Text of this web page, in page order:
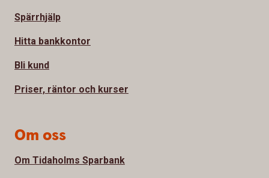
Spärrhjälp
Hitta bankkontor
Bli kund
Priser, räntor och kurser
Om oss
Om Tidaholms Sparbank